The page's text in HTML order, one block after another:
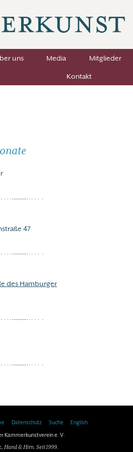
uns Media
Mitglieder
Kontakt
47
des Hamburger
Datenschutz Suche
English
Kammerkunstverein e. V.
Hand & Hirn. Seit 1999.